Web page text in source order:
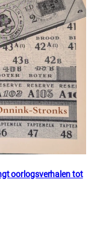
oorlogsverhalen tot